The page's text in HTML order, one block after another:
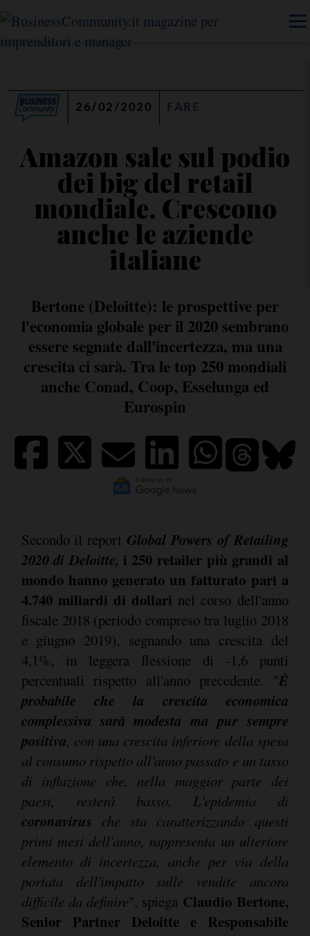
26/02/2020 FARE
Amazon sale sul podio
dei big del retail
mondiale. Crescono
anche le aziende
italiane
Bertone (Deloitte): le prospettive per
l'economia globale per il 2020 sembrano
essere segnate dall'incertezza, ma una
crescita ci sarà. Tra le top 250 mondiali
anche Conad, Coop, Esselunga ed
Eurospin
Secondo il report Global Powers of Retailing
2020 di Deloitte, i 250 retailer più grandi al
mondo hanno generato un fatturato pari a
4.740 miliardi di dollari nel corso dell'anno
fiscale 2018 (periodo compreso tra luglio 2018
e giugno 2019), segnando una crescita del
4,1%, in leggera flessione di -1,6 punti
percentuali rispetto all'anno precedente. "È
probabile che la crescita economica
complessiva sarà modesta ma pur sempre
positiva, con una crescita inferiore della spesa
al consumo rispetto all'anno passato e un tasso
di inflazione che, nella maggior parte dei
paesi, resterà basso. L'epidemia di
coronavirus che sta caratterizzando questi
primi mesi dell'anno, rappresenta un ulteriore
elemento di incertezza, anche per via della
portata dell'impatto sulle vendite ancora
difficile da definire", spiega Claudio Bertone,
Senior Partner Deloitte e Responsabile